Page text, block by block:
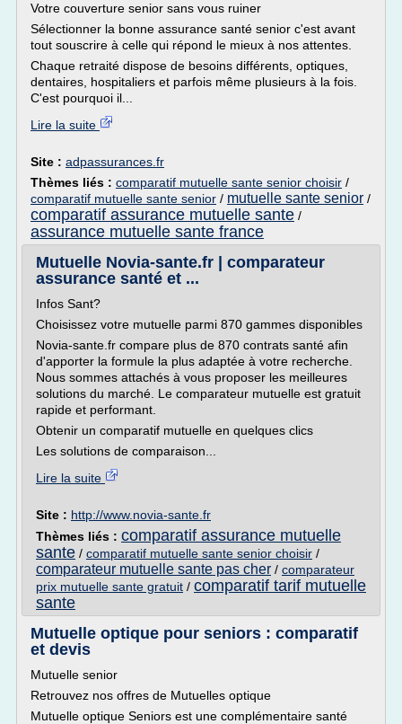
Votre couverture senior sans vous ruiner
Sélectionner la bonne assurance santé senior c'est avant
tout souscrire à celle qui répond le mieux à nos attentes.
Chaque retraité dispose de besoins différents, optiques,
dentaires, hospitaliers et parfois même plusieurs à la fois.
C'est pourquoi il...
Lire la suite
Site : adpassurances.fr
Thèmes liés : comparatif mutuelle sante senior choisir /
comparatif mutuelle sante senior / mutuelle sante senior /
comparatif assurance mutuelle sante /
assurance mutuelle sante france
Mutuelle Novia-sante.fr | comparateur
assurance santé et ...
Infos Sant?
Choisissez votre mutuelle parmi 870 gammes disponibles
Novia-sante.fr compare plus de 870 contrats santé afin
d'apporter la formule la plus adaptée à votre recherche.
Nous sommes attachés à vous proposer les meilleures
solutions du marché. Le comparateur mutuelle est gratuit
rapide et performant.
Obtenir un comparatif mutuelle en quelques clics
Les solutions de comparaison...
Lire la suite
Site : http://www.novia-sante.fr
Thèmes liés : comparatif assurance mutuelle
sante / comparatif mutuelle sante senior choisir /
comparateur mutuelle sante pas cher / comparateur
prix mutuelle sante gratuit / comparatif tarif mutuelle
sante
Mutuelle optique pour seniors : comparatif
et devis
Mutuelle senior
Retrouvez nos offres de Mutuelles optique
Mutuelle optique Seniors est une complémentaire santé